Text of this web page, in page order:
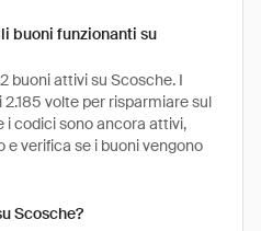
buoni funzionanti su
buoni attivi su Scosche. I
volte per risparmiare sul
i codici sono ancora attivi,
e verifica se i buoni vengono
Scosche?